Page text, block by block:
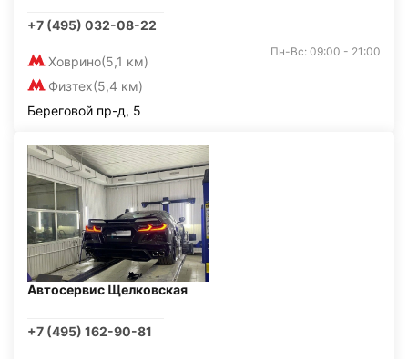
+7 (495) 032-08-22
Ховрино(5,1 км)
Физтех(5,4 км)
Пн-Вс: 09:00 - 21:00
Береговой пр-д, 5
Автосервис Щелковская
+7 (495) 162-90-81